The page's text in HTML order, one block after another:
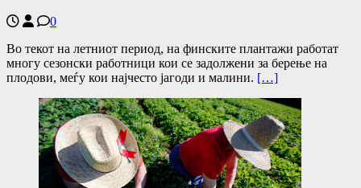
0
Во текот на летниот период, на финските плантажи работат
многу сезонски работници кои се задолжени за берење на
плодови, меѓу кои најчесто јагоди и малини. […]